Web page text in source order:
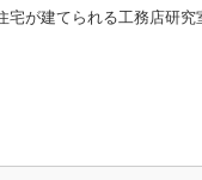
宅が建てられる工務店研究